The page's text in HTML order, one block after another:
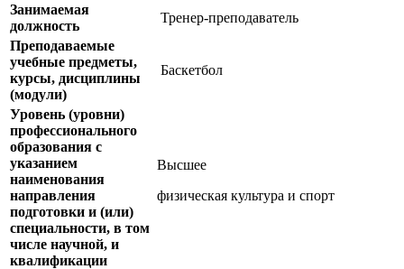
Занимаемая
должность
Тренер-преподаватель
Преподаваемые
учебные предметы,
курсы, дисциплины
(модули)
Баскетбол
Уровень (уровни)
профессионального
образования с
указанием
наименования
направления
подготовки и (или)
специальности, в том
числе научной, и
квалификации
Высшее
физическая культура и спорт